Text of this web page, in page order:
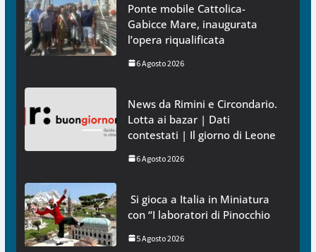
Ponte mobile Cattolica-
Gabicce Mare, inaugurata
l’opera riqualificata
6 Agosto 2026
News da Rimini e Circondario.
Lotta ai bazar | Dati
contestati | Il giorno di Leone
6 Agosto 2026
Si gioca a Italia in Miniatura
con “I laboratori di Pinocchio
5 Agosto 2026